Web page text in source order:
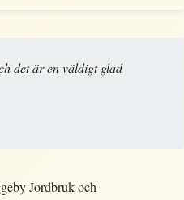
det är en väldigt glad
Jordbruk och